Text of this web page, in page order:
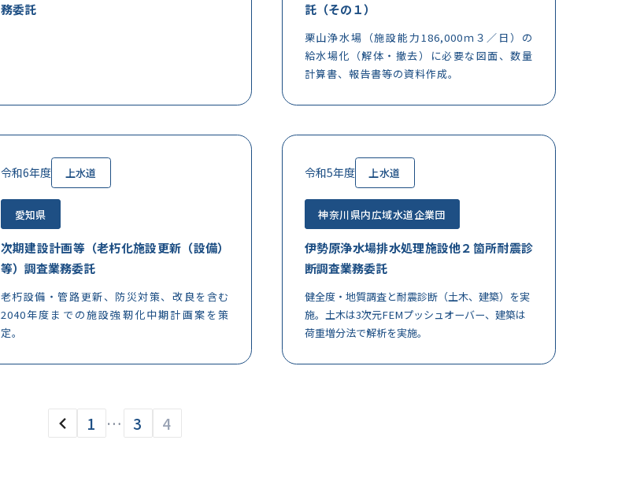
務委託
託（その１）
栗山浄水場（施設能力186,000ｍ３／日）の
給水場化（解体・撤去）に必要な図面、数量
計算書、報告書等の資料作成。
令和6年度 上水道
愛知県
次期建設計画等（老朽化施設更新（設備）
等）調査業務委託
老朽設備・管路更新、防災対策、改良を含む
2040年度までの施設強靭化中期計画案を策
定。
令和5年度 上水道
神奈川県内広域水道企業団
伊勢原浄水場排水処理施設他２箇所耐震診
断調査業務委託
健全度・地質調査と耐震診断（土木、建築）を実
施。土木は3次元FEMプッシュオーバー、建築は
荷重増分法で解析を実施。
1 … 3 4